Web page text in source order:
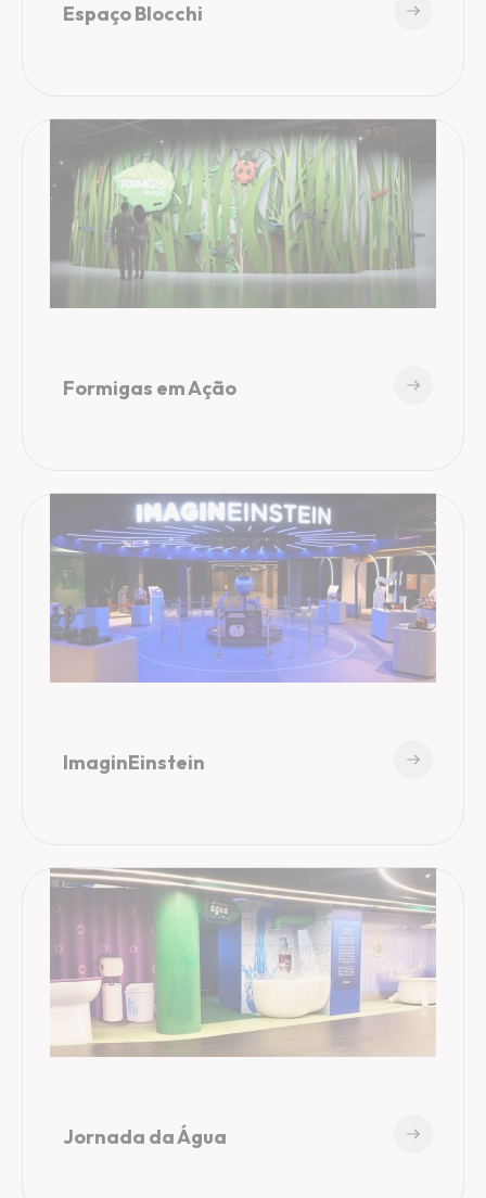
Espaço Blocchi
Formigas em Ação
ImaginEinstein
Jornada da Água